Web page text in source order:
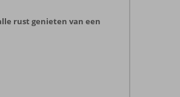
rust genieten van een